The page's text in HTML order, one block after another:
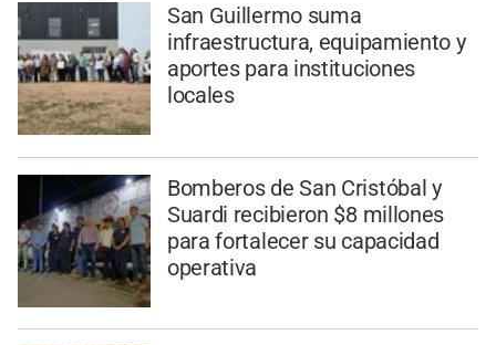
San Guillermo suma
infraestructura, equipamiento y
aportes para instituciones
locales
Bomberos de San Cristóbal y
Suardi recibieron $8 millones
para fortalecer su capacidad
operativa